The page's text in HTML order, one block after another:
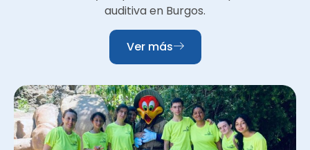
auditiva en Burgos.
Ver más